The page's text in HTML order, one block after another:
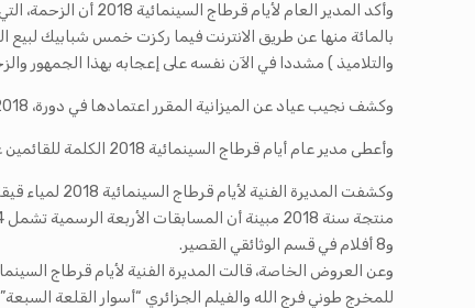
بالمائة منها عن طريق الانترنت فيما ركزت خمس شبابيك لبيع
والتلاميذ ) مشددا في الآن نفسه على إعجابه بهذا الجمهور
وكشف نجيب عياد عن الميزانية المقرر اعتمادها في دورة، 2018 التي قد تصل إلى حدود 3.5 مليون دينار .
وأعطى مدير عام أيام قرطاج السينمائية 2018 الكلمة للقائمين على عدد من الأقسام الفنية والتقنية واللوجستية للمهرجان وفي هذا السياق قالوا:
و8 أفلام في قسم الوثائقي القصير.
للمخرج طوني فرج الله والفيلم الجزائري “أسوار القلعة السبعة” لأحمد راشدي وذلك إلى جانب 6 أفلام